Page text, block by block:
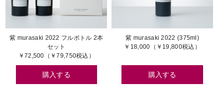
紫 murasaki 2022 フルボトル 2本
セット
￥72,500（￥79,750税込）
購入する
紫 murasaki 2022 (375ml)
￥18,000（￥19,800税込）
購入する